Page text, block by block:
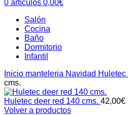
0 artículos 0,00€
Salón
Cocina
Baño
Dormitorio
Infantil
Inicio manteleria Navidad Huletec
cms.
Huletec deer red 140 cms. 42,00€
Volver a productos